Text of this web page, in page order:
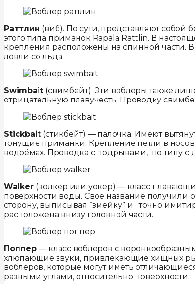
Раттлин (виб). По сути, представляют собой
этого типа приманок Rapala Rattlin. В
крепления расположены на спинной части.
ловли со льда.
Swimbait (свимбейт). Эти воблеры также
отрицательную плавучесть. Проводку
Stickbait (стикбейт) — палочка. Имеют
тонущие приманки. Крепление петли в
водоёмах. Проводка с подрывами, по типу с
Walker (волкер или уокер) — класс
поверхности воды. Своё название получили
сторону, выписывая “змейку” и точно
расположена внизу головной части.
Поппер — класс воблеров с
хлюпающие звуки, привлекающие хищных
воблеров, которые могут иметь
разными углами, относительно поверхности.